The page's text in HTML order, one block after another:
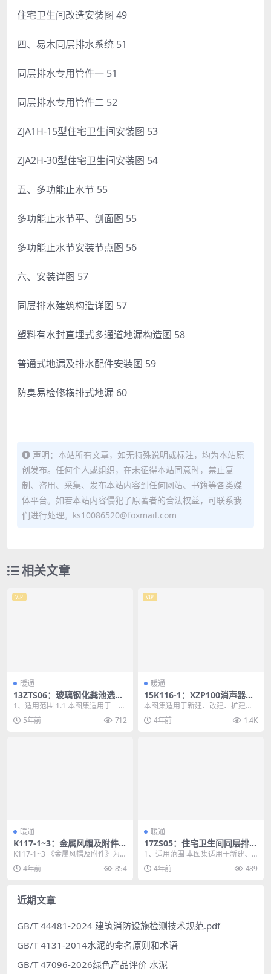
住宅卫生间改造安装图 49
四、易木同层排水系统 51
同层排水专用管件一 51
同层排水专用管件二 52
ZJA1H-15型住宅卫生间安装图 53
ZJA2H-30型住宅卫生间安装图 54
五、多功能止水节 55
多功能止水节平、剖面图 55
多功能止水节安装节点图 56
六、安装详图 57
同层排水建筑构造详图 57
塑料有水封直埋式多通道地漏构造图 58
普通式地漏及排水配件安装图 59
防臭易检修横排式地漏 60
声明：本站所有文章，如无特殊说明或标注，均为本站原
创发布。任何个人或组织，在未征得本站同意时，禁止复
制、盗用、采集、发布本站内容到任何网站、书籍等各类媒
体平台。如若本站内容侵犯了原著者的合法权益，可联系我
们进行处理。ks10086520@foxmail.com
相关文章
VIP
暖通
13ZTS06：玻璃钢化粪池选用
及安装
1、适用范围 1.1 本图集适用于一般
工业和民用建筑生活污水的局部处
理。 1.2...
5年前 712
VIP
暖通
15K116-1：XZP100消声器选
用与制作
本图集适用于新建、改建、扩建的
工业与民用建筑中的通风、空调系
统。输送介质无腐蚀性...
4年前 1.4K
暖通
K117-1~3：金属风帽及附件
（2014年合订本）
K117-1~3 《金属风帽及附件》为国
家建筑标准设计图集相关单行本的
合订本，内...
4年前 854
暖通
17ZS05：住宅卫生间同层排水
系统安装
1、适用范围 本图集适用于新建、
改建、扩建的住宅建筑。 2、编制
内容 包括卫生间...
4年前 489
近期文章
GB/T 44481-2024 建筑消防设施检测技术规范.pdf
GB/T 4131-2014水泥的命名原则和术语
GB/T 47096-2026绿色产品评价 水泥